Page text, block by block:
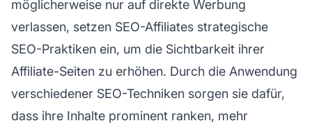
möglicherweise nur auf direkte Werbung
verlassen, setzen SEO-Affiliates strategische
SEO-Praktiken ein, um die Sichtbarkeit ihrer
Affiliate-Seiten zu erhöhen. Durch die Anwendung
verschiedener SEO-Techniken sorgen sie dafür,
dass ihre Inhalte prominent ranken, mehr